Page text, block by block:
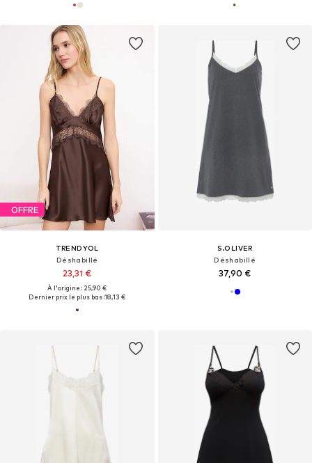
OFFRE
TRENDYOL
Déshabillé
23,31 €
À l'origine : 25,90 €
Dernier prix le plus bas :18,13 €
S.OLIVER
Déshabillé
37,90 €